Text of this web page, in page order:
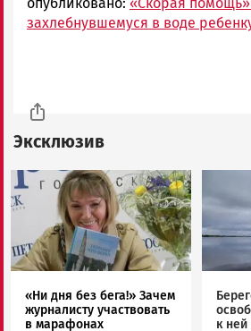
захлебнувшемуся в воде
Эксклюзив
Image
«Ни дня без бега!» Зачем
журналисту участвовать
в марафонах
к ней